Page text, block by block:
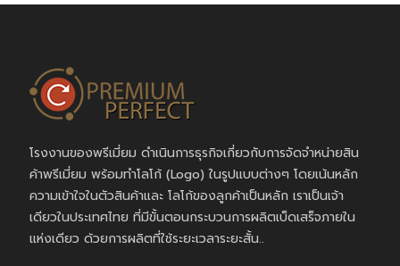
โรงงานของพรีเมี่ยม ดำเนินการธุรกิจเกี่ยวกับการจัดจำหน่ายสิน
ค้าพรีเมี่ยม พร้อมทำโลโก้ (Logo) ในรูปแบบต่างๆ โดยเน้นหลัก
ความเข้าใจในตัวสินค้าและ โลโก้ของลูกค้าเป็นหลัก เราเป็นเจ้า
เดียวในประเทศไทย ที่มีขั้นตอนกระบวนการผลิตเบ็ดเสร็จภายใน
แห่งเดียว ด้วยการผลิตที่ใช้ระยะเวลาระยะสั้น..